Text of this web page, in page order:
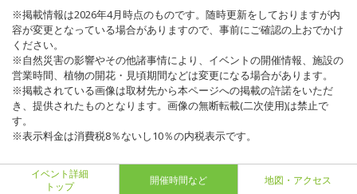
※掲載情報は2026年4月時点のものです。随時更新をしておりますが内
容が変更となっている場合がありますので、事前にご確認の上おでかけ
ください。
※自然災害の影響やその他諸事情により、イベントの開催情報、施設の
営業時間、植物の開花・見頃期間などは変更になる場合があります。
※掲載されている画像は取材先から本ページへの掲載の許諾をいただ
き、提供されたものとなります。画像の無断転載(二次使用)は禁止で
す。
※表示料金は消費税8％ないし10％の内税表示です。
イベント詳細
トップ
開催時間など 地図・アクセス